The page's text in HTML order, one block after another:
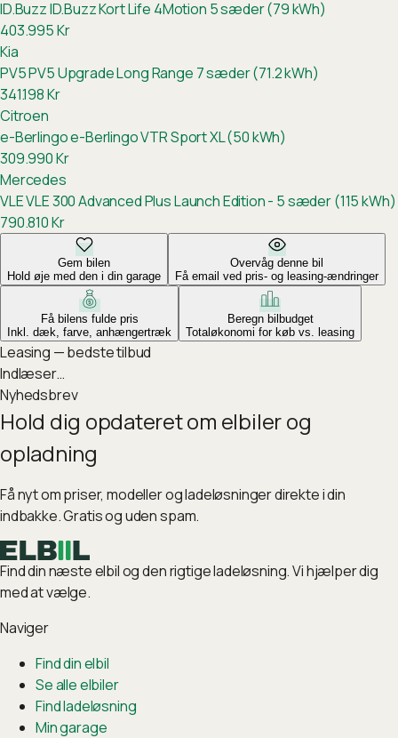
ID.BuzzID.Buzz Kort Life 4Motion 5 sæder (79 kWh)
403.995Kr
Kia
PV5PV5 Upgrade Long Range 7 sæder (71.2 kWh)
341.198Kr
Citroen
e-Berlingoe-Berlingo VTR Sport XL (50 kWh)
309.990Kr
Mercedes
VLEVLE 300 Advanced Plus Launch Edition - 5 sæder (115 kWh)
790.810Kr
Gem bilen
Hold øje med den i din garage
Overvåg denne bil
Få email ved pris- og leasing-ændringer
Få bilens fulde pris
Inkl. dæk, farve, anhængertræk
Beregn bilbudget
Totaløkonomi for køb vs. leasing
Leasing — bedste tilbud
Indlæser…
Nyhedsbrev
Hold dig opdateret om elbiler og
opladning
Få nyt om priser, modeller og ladeløsninger direkte i din
indbakke. Gratis og uden spam.
Find din næste elbil og den rigtige ladeløsning. Vi hjælper dig
med at vælge.
Naviger
Find din elbil
Se alle elbiler
Find ladeløsning
Min garage